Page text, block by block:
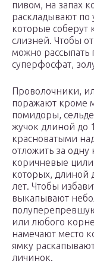
пивом, на запах
раскладывают по
которые
слизней. Чтобы
можно рассыпать
суперфосфат,
Проволочники,
поражают кроме
помидоры,
жучок длиной до
красноватыми
отложить за одну
коричневые
которых, длиной
лет. Чтобы
выкапывают
или любого
намечают место
ямку
личинок.